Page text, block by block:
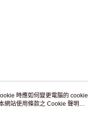
戶服務
時應如何變更電腦的 cookie
網站使用條款之 Cookie 聲明使